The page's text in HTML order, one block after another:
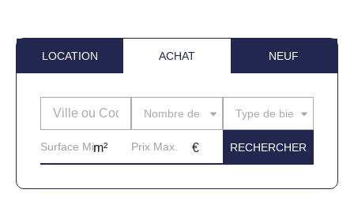
LOCATION ACHAT NEUF
Nombre de piècesType de bien